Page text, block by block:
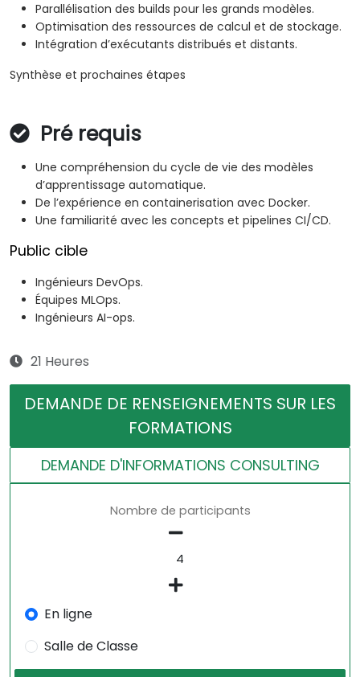
Parallélisation des builds pour les grands modèles.
Optimisation des ressources de calcul et de stockage.
Intégration d’exécutants distribués et distants.
Synthèse et prochaines étapes
Pré requis
Une compréhension du cycle de vie des modèles
d’apprentissage automatique.
De l’expérience en containerisation avec Docker.
Une familiarité avec les concepts et pipelines CI/CD.
Public cible
Ingénieurs DevOps.
Équipes MLOps.
Ingénieurs AI-ops.
21 Heures
DEMANDE DE RENSEIGNEMENTS SUR LES
FORMATIONS
DEMANDE D'INFORMATIONS CONSULTING
Nombre de participants
En ligne
Salle de Classe